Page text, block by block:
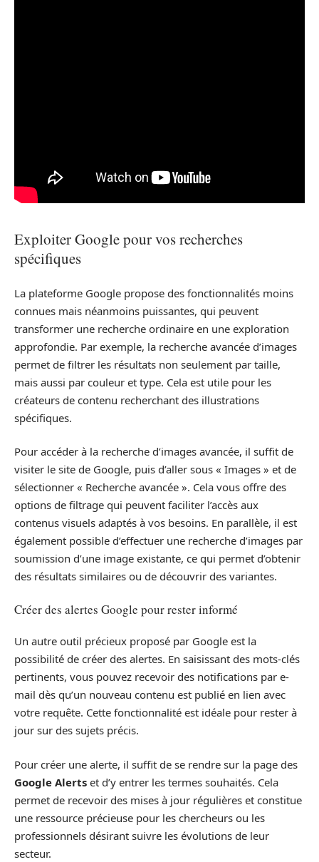
Exploiter Google pour vos recherches
spécifiques
La plateforme Google propose des fonctionnalités moins
connues mais néanmoins puissantes, qui peuvent
transformer une recherche ordinaire en une exploration
approfondie. Par exemple, la recherche avancée d’images
permet de filtrer les résultats non seulement par taille,
mais aussi par couleur et type. Cela est utile pour les
créateurs de contenu recherchant des illustrations
spécifiques.
Pour accéder à la recherche d’images avancée, il suffit de
visiter le site de Google, puis d’aller sous « Images » et de
sélectionner « Recherche avancée ». Cela vous offre des
options de filtrage qui peuvent faciliter l’accès aux
contenus visuels adaptés à vos besoins. En parallèle, il est
également possible d’effectuer une recherche d’images par
soumission d’une image existante, ce qui permet d’obtenir
des résultats similaires ou de découvrir des variantes.
Créer des alertes Google pour rester informé
Un autre outil précieux proposé par Google est la
possibilité de créer des alertes. En saisissant des mots-clés
pertinents, vous pouvez recevoir des notifications par e-
mail dès qu’un nouveau contenu est publié en lien avec
votre requête. Cette fonctionnalité est idéale pour rester à
jour sur des sujets précis.
Pour créer une alerte, il suffit de se rendre sur la page des
Google Alerts et d’y entrer les termes souhaités. Cela
permet de recevoir des mises à jour régulières et constitue
une ressource précieuse pour les chercheurs ou les
professionnels désirant suivre les évolutions de leur
secteur.